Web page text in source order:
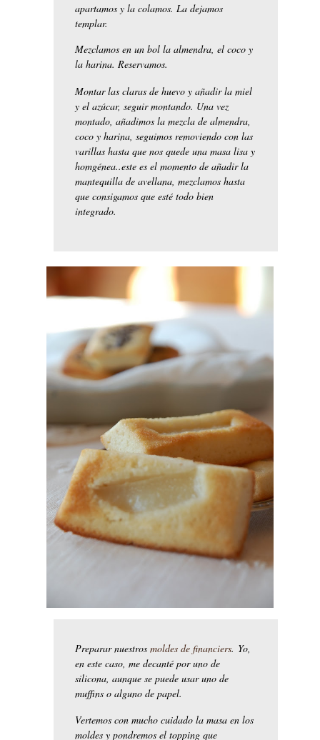
apartamos y la colamos. La dejamos
templar.
Mezclamos en un bol la almendra, el coco y
la harina. Reservamos.
Montar las claras de huevo y añadir la miel
y el azúcar, seguir montando. Una vez
montado, añadimos la mezcla de almendra,
coco y harina, seguimos removiendo con las
varillas hasta que nos quede una masa lisa y
homgénea..este es el momento de añadir la
mantequilla de avellana, mezclamos hasta
que consigamos que esté todo bien
integrado.
Preparar nuestros moldes de financiers. Yo,
en este caso, me decanté por uno de
silicona, aunque se puede usar uno de
muffins o alguno de papel.
Vertemos con mucho cuidado la masa en los
moldes y pondremos el topping que